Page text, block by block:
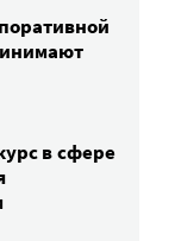
в сфере